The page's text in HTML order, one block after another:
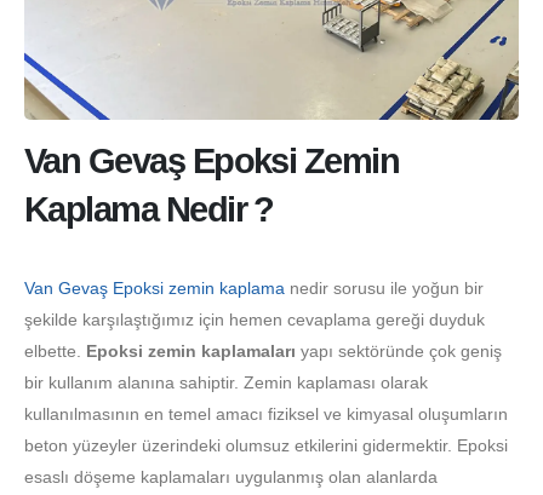
Van Gevaş Epoksi Zemin
Kaplama Nedir ?
Van Gevaş Epoksi zemin kaplama nedir sorusu ile yoğun bir
şekilde karşılaştığımız için hemen cevaplama gereği duyduk
elbette. Epoksi zemin kaplamaları yapı sektöründe çok geniş
bir kullanım alanına sahiptir. Zemin kaplaması olarak
kullanılmasının en temel amacı fiziksel ve kimyasal oluşumların
beton yüzeyler üzerindeki olumsuz etkilerini gidermektir. Epoksi
esaslı döşeme kaplamaları uygulanmış olan alanlarda